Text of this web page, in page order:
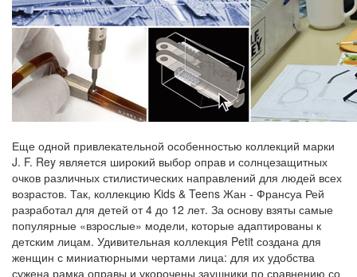
Еще одной привлекательной особенностью коллекций марки
J. F. Rey является широкий выбор оправ и солнцезащитных
очков различных стилистических направлений для людей всех
возрастов. Так, коллекцию Kids & Teens Жан - Франсуа Рей
разработал для детей от 4 до 12 лет. За основу взяты самые
популярные «взрослые» модели, которые адаптированы к
детским лицам. Удивительная коллекция Petit создана для
женщин с миниатюрными чертами лица: для их удобства
сужена рамка оправы и укорочены заушники по сравнению со